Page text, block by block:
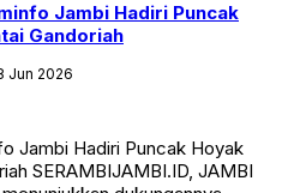
Jambi Hadiri Puncak
Gandoriah
Jun 2026
Jambi Hadiri Puncak Hoyak
SERAMBIJAMBI.ID, JAMBI